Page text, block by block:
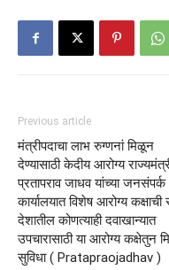
Previous article
मंत्रीपदाचा लाभ रुग्णनां मिळून
देण्यासाठी केदीय आरोग्य
प्रतापराव जाधव यांच्या जनसंपर्क
कार्यालयात विशेष आरोग्य कक्षाची
देशातील कोणत्याही दवाखान्यात
उपचारासाठी या आरोग्य कक्षेतुन
सुविधा ( Pratapraojadhav )